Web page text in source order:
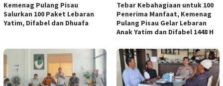
Kemenag Pulang Pisau
Salurkan 100 Paket Lebaran
Yatim, Difabel dan Dhuafa
Tebar Kebahagiaan untuk 100
Penerima Manfaat, Kemenag
Pulang Pisau Gelar Lebaran
Anak Yatim dan Difabel 1448 H